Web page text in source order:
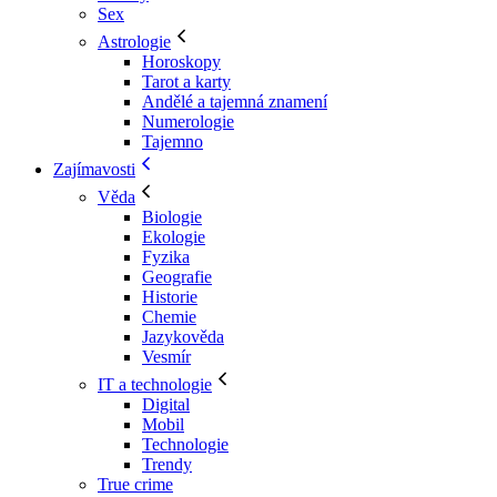
Sex
Astrologie
Horoskopy
Tarot a karty
Andělé a tajemná znamení
Numerologie
Tajemno
Zajímavosti
Věda
Biologie
Ekologie
Fyzika
Geografie
Historie
Chemie
Jazykověda
Vesmír
IT a technologie
Digital
Mobil
Technologie
Trendy
True crime